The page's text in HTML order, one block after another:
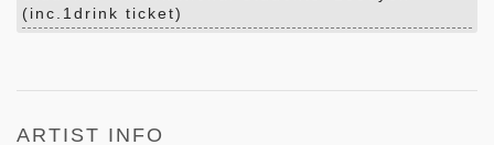
(inc.1drink ticket)
ARTIST INFO